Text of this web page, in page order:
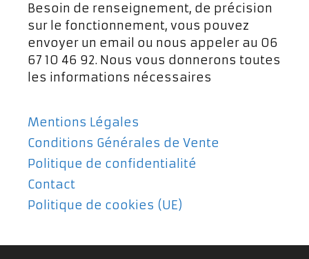
Besoin de renseignement, de précision
sur le fonctionnement, vous pouvez
envoyer un email ou nous appeler au 06
67 10 46 92. Nous vous donnerons toutes
les informations nécessaires
Mentions Légales
Conditions Générales de Vente
Politique de confidentialité
Contact
Politique de cookies (UE)